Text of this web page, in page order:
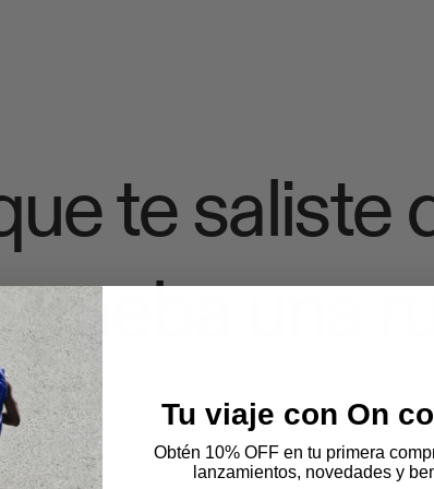
te saliste
una
Tu viaje con On
Obtén 10% OFF en tu primera
lanzamientos, novedades y